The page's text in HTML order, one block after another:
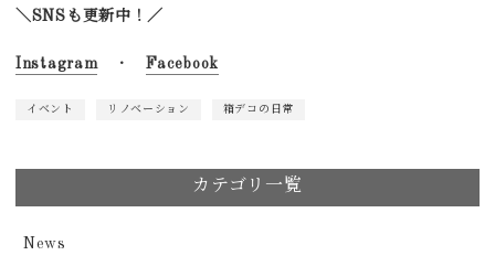
＼SNSも更新中！／
Instagram・Facebook
イベント リノベーション 箱デコの日常
カテゴリ一覧
News